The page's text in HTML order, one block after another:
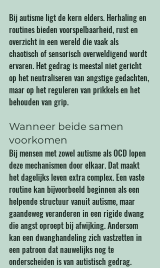
Bij autisme ligt de kern elders. Herhaling en
routines bieden voorspelbaarheid, rust en
overzicht in een wereld die vaak als
chaotisch of sensorisch overweldigend wordt
ervaren. Het gedrag is meestal niet gericht
op het neutraliseren van angstige gedachten,
maar op het reguleren van prikkels en het
behouden van grip.
Wanneer beide samen
voorkomen
Bij mensen met zowel autisme als OCD lopen
deze mechanismen door elkaar. Dat maakt
het dagelijks leven extra complex. Een vaste
routine kan bijvoorbeeld beginnen als een
helpende structuur vanuit autisme, maar
gaandeweg veranderen in een rigide dwang
die angst oproept bij afwijking. Andersom
kan een dwanghandeling zich vastzetten in
een patroon dat nauwelijks nog te
onderscheiden is van autistisch gedrag.